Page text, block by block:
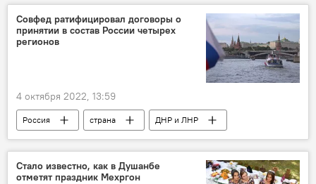
Таджикистан: свежие новости спорта
Совфед ратифицировал договоры о
принятии в состав России четырех
регионов
4 октября 2022, 13:59
Россия страна
ДНР и ЛНР
Политика
Общество
Конституция
Спецоперация России по защите Донбасса: последние новости
Стало известно, как в Душанбе
отметят праздник Мехргон